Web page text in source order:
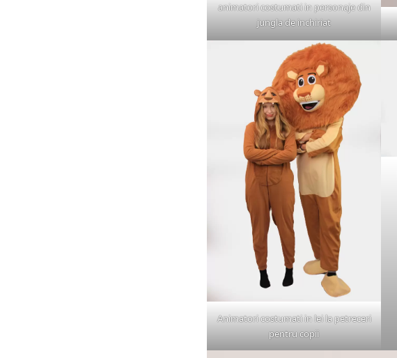
animatori costumati in personaje din
jungla de inchiriat
Animatori costumati in lei la petreceri
pentru copii